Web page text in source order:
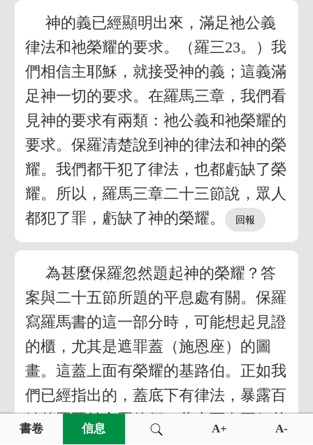
神的義已經顯明出來，滿足祂公義
律法和祂榮耀的要求。（羅三23。）我
們相信主耶穌，就接受神的義；這義滿
足神一切的要求。在羅馬三章，我們看
見神的要求有兩類：祂公義和祂榮耀的
要求。保羅清楚說到神的律法和神的榮
耀。我們都干犯了律法，也都虧缺了榮
耀。所以，羅馬三章二十三節說，眾人
都犯了罪，虧缺了神的榮耀。
為甚麼保羅忽然題起神的榮耀？答
案與二十五節所題的平息處有關。保羅
寫羅馬書的這一部分時，可能想起見證
的櫃，尤其是遮罪蓋（施恩座）的圖
畫。這蓋上面有榮耀的基路伯。正如我
們已經指出的，蓋底下有律法，暴露百
姓的罪惡並定罪他們，蓋上面有兩個基
書卷 信息 A+ A-